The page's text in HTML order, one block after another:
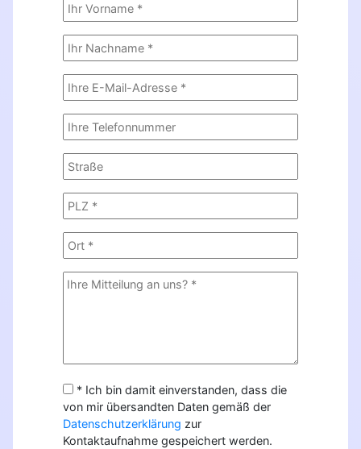
* Ich bin damit einverstanden, dass die
von mir übersandten Daten gemäß der
Datenschutzerklärung zur
Kontaktaufnahme gespeichert werden.